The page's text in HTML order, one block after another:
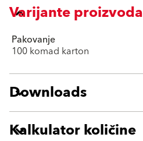
Varijante proizvoda
Pakovanje
100 komad karton
Downloads
Kalkulator količine